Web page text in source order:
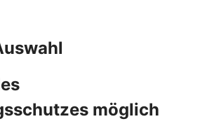
möglich